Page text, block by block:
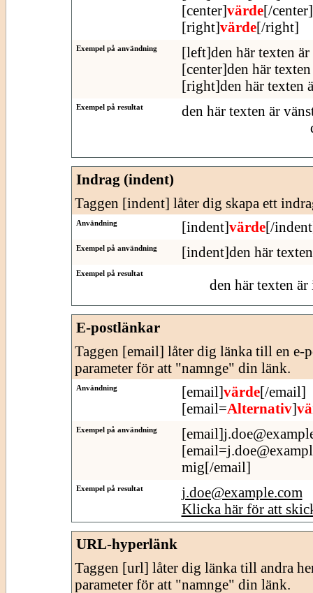
[center]värde[/center]
[right]värde[/right]
Exempel på användning
[left]den här texten
[center]den här
[right]den här texten
Exempel på resultat
den här texten är
Indrag (indent)
Taggen [indent] låter dig skapa ett
Användning [indent]värde[/
Exempel på användning [indent]den här
Exempel på resultat
den här texten är
E-postlänkar
Taggen [email] låter dig länka till en e-
parameter för att "namnge" din länk.
Användning [email]värde[/email]
[email=Alternativ]
Exempel på användning
mig[/email]
Exempel på resultat
j.doe@example.com
Klicka här för att
URL-hyperlänk
Taggen [url] låter dig länka till andra
parameter för att "namnge" din länk.